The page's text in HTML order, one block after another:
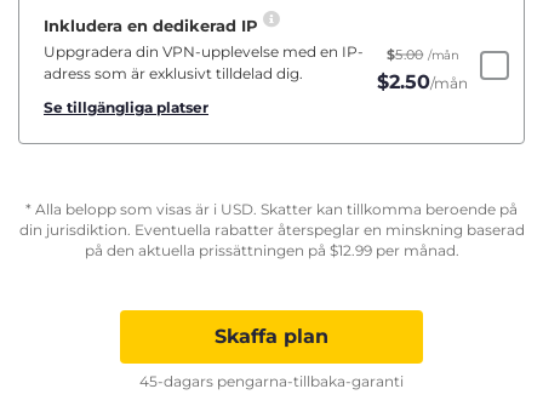
Inkludera en dedikerad IP
Uppgradera din VPN-upplevelse med en IP-
adress som är exklusivt tilldelad dig.
Se tillgängliga platser
$5.00 /mån
$2.50/mån
* Alla belopp som visas är i USD. Skatter kan tillkomma beroende på
din jurisdiktion. Eventuella rabatter återspeglar en minskning baserad
på den aktuella prissättningen på $12.99per månad.
Skaffa plan
45-dagars pengarna-tillbaka-garanti